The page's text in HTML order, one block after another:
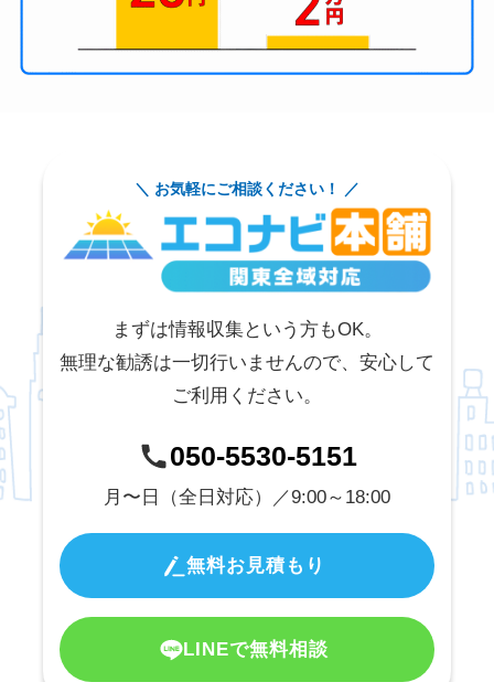
＼ お気軽にご相談ください！ ／
まずは情報収集という方もOK。
無理な勧誘は一切行いませんので、安心して
ご利用ください。
050-5530-5151
月〜日（全日対応）／9:00～18:00
無料お見積もり
LINEで無料相談